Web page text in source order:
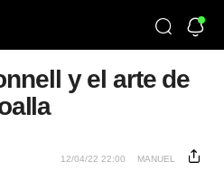
y el arte de
12/04/22 22:00 MANUEL